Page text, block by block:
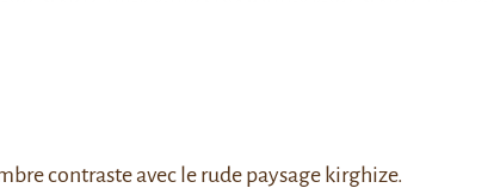
contraste avec le rude paysage kirghize.